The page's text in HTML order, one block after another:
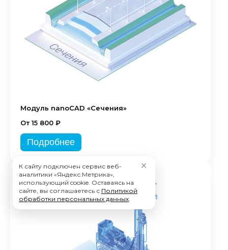
Модуль nanoCAD «Сечения»
От 15 800 ₽
Подробнее
К сайту подключен сервис веб-
аналитики «Яндекс.Метрика»,
использующий cookie. Оставаясь на
сайте, вы соглашаетесь с Политикой
обработки персональных данных.
✕